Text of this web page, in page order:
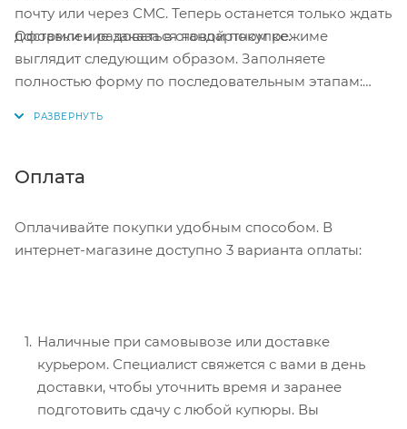
почту или через СМС. Теперь останется только ждать
доставки и радоваться новой покупке.
Оформление заказа в стандартном режиме
выглядит следующим образом. Заполняете
полностью форму по последовательным этапам:
Нажмите кнопку «Оформить заказ».
Оплата
Оплачивайте покупки удобным способом. В
интернет-магазине доступно 3 варианта оплаты:
Наличные при самовывозе или доставке
курьером. Специалист свяжется с вами в день
доставки, чтобы уточнить время и заранее
подготовить сдачу с любой купюры. Вы